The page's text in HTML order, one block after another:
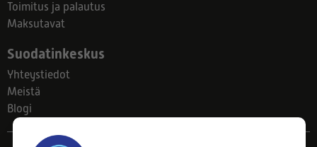
Toimitus ja palautus
Maksutavat
Suodatinkeskus
Yhteystiedot
Meistä
Blogi